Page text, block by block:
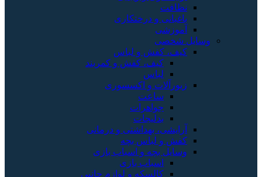
نظافت
باغبانی و درختکاری
آموزشی
وسایل شخصی
کیف، کفش و لباس
کیف، کفش و کمربند
لباس
زیورآلات و اکسسوری
ساعت
جواهرات
بدلیجات
آرایشی، بهداشتی و درمانی
کفش و لباس بچه
وسایل بچه و اسباب بازی
اسباب بازی
کالسکه و لوازم جانبی